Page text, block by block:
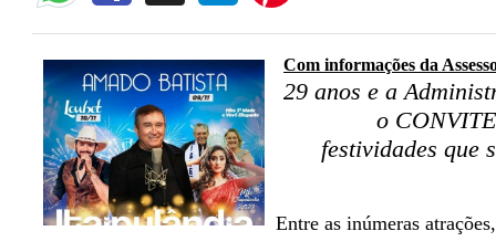
Com informações da
29 anos e a
o
festividades que
Entre as inúmeras